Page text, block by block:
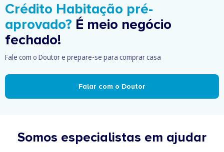
Crédito Habitação pré-
aprovado? É meio negócio
fechado!
Fale com o Doutor e prepare-se para comprar casa
Falar com o Doutor
Somos especialistas em ajudar